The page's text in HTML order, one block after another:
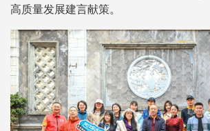
高质量发展建言献策。